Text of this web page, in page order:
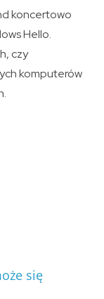
koncertowo
Hello.
czy
komputerów
się